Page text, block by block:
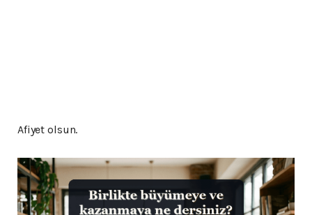
Afiyet olsun.